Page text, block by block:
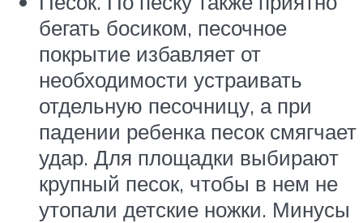
бегать босиком, песочное
покрытие избавляет от
необходимости устраивать
отдельную песочницу, а при
падении ребенка песок смягчает
удар. Для площадки выбирают
крупный песок, чтобы в нем не
утопали детские ножки. Минусы